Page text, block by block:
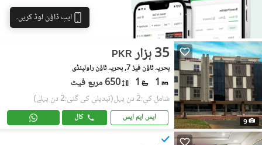
ایپ ڈاؤن لوڈ کریں۔
9
PKR 35 ہزار
بحریہ ٹاؤن فیز 7, بحریہ ٹاؤن راولپنڈی
1
1 650 مربع فیٹ
شامل کی:2 دن پہل (تبدیلی کی گئی:2 دن پہلے)
ایس ایم ایس کال